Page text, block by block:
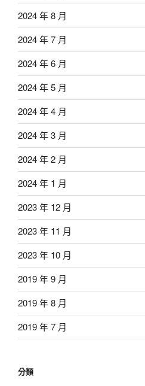
2024 年 8 月
2024 年 7 月
2024 年 6 月
2024 年 5 月
2024 年 4 月
2024 年 3 月
2024 年 2 月
2024 年 1 月
2023 年 12 月
2023 年 11 月
2023 年 10 月
2019 年 9 月
2019 年 8 月
2019 年 7 月
分類